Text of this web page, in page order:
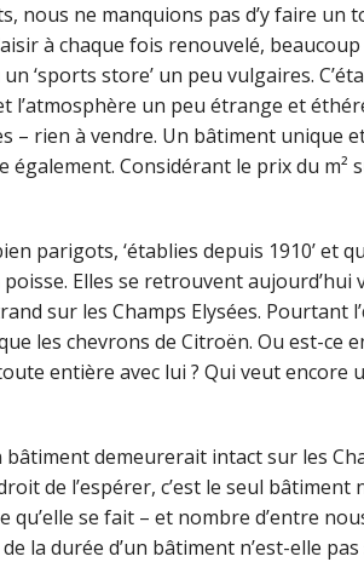
nous ne manquions pas d’y faire un
à chaque fois renouvelé,
‘sports store’ un peu vulgaires.
l’atmosphère un peu étrange et
– rien à vendre. Un bâtiment unique
Considérant le prix du m²
parigots, ‘établies depuis 1910’ et
Elles se retrouvent aujourd’hui
sur les Champs Elysées. Pourtant
les chevrons de Citroën. Ou est-ce
entière avec lui ? Qui veut encore
demeurerait intact sur les
de l’espérer, c’est le seul bâtiment
se fait – et nombre d’entre
la durée d’un bâtiment n’est-elle